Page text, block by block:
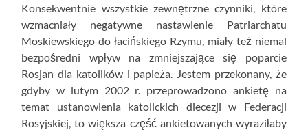
Konsekwentnie wszystkie zewnętrzne czynniki, które
wzmacniały negatywne nastawienie Patriarchatu
Moskiewskiego do łacińskiego Rzymu, miały też niemal
bezpośredni wpływ na zmniejszające się poparcie
Rosjan dla katolików i papieża. Jestem przekonany, że
gdyby w lutym 2002 r. przeprowadzono ankietę na
temat ustanowienia katolickich diecezji w Federacji
Rosyjskiej, to większa część ankietowanych wyraziłaby